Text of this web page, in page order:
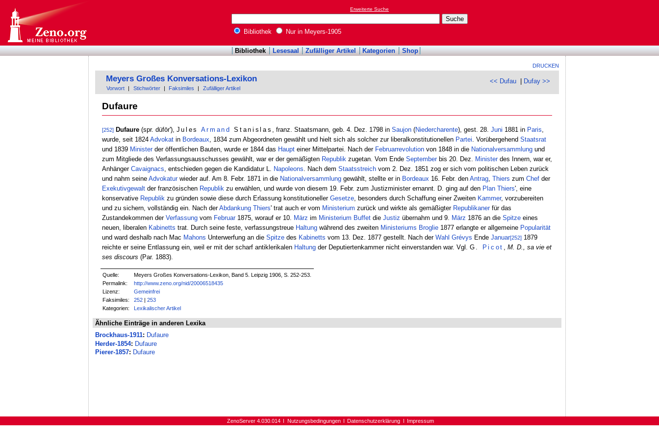
Erweiterte Suche
Bibliothek Nur in Meyers-1905
Bibliothek Lesesaal Zufälliger Artikel Kategorien Shop
DRUCKEN
<< Dufau Dufay >>
Meyers Großes Konversations-Lexikon
Vorwort Stichwörter Faksimiles Zufälliger Artikel
Dufaure
[252] Dufaure(spr. düfōr'), Jules Armand Stanislas , franz. Staatsmann, geb. 4. Dez. 1798 inSaujon (Niedercharente), gest. 28.Juni 1881 in Paris
wurde, seit 1824 Advokatin Bordeaux , 1834 zum Abgeordneten gewählt und hielt sich als solcher zur liberalkonstitutionellen Partei . Vorübergehend Staatsrat
und 1839 Ministerder öffentlichen Bauten, wurde er 1844 das Haupteiner Mittelpartei. Nach der Februarrevolutionvon 1848 in die Nationalversammlungund
zum Mitgliede des Verfassungsausschusses gewählt, war er der gemäßigten Republik zugetan. Vom Ende Septemberbis 20. Dez. Ministerdes Innern, war er,
Anhänger Cavaignacs , entschieden gegen die Kandidatur L. Napoleons . Nach dem Staatsstreichvom 2. Dez. 1851 zog er sich vom politischen Leben zurück
und nahm seine Advokaturwieder auf. Am 8. Febr. 1871 in die Nationalversammlunggewählt, stellte er in Bordeaux 16. Febr. den Antrag, Thiers zum Chefder
Exekutivgewaltder französischen Republik zu erwählen, und wurde von diesem 19. Febr. zum Justizminister ernannt. D. ging auf den Plan Thiers', eine
konservative Republik zu gründen sowie diese durch Erlassung konstitutioneller Gesetze, besonders durch Schaffung einer Zweiten Kammer, vorzubereiten
und zu sichern, vollständig ein. Nach derAbdankung Thiers' trat auch er vom Ministerium zurück und wirkte als gemäßigter Republikanerfür das
Zustandekommen der Verfassungvom Februar1875, worauf er 10. März im Ministerium Buffetdie Justiz übernahm und 9. März 1876 an die Spitzeeines
neuen, liberalen Kabinetts trat. Durch seine feste, verfassungstreue Haltungwährend des zweiten Ministeriums Broglie1877 erlangte er allgemeine Popularität
und ward deshalb nach Mac Mahons Unterwerfung an die Spitzedes Kabinetts vom 13. Dez. 1877 gestellt. Nach der Wahl Grévys Ende Januar[252]1879
reichte er seine Entlassung ein, weil er mit der scharf antiklerikalen Haltungder Deputiertenkammer nicht einverstanden war. Vgl. G. Picot
M. D., sa vie et
ses discours (Par. 1883).
Quelle:
Meyers Großes Konversations-Lexikon, Band 5. Leipzig 1906, S. 252-253.
Permalink:
http://www.zeno.org/nid/20006518435
Lizenz:
Gemeinfrei
Faksimiles:
252 |253
Kategorien:
Lexikalischer Artikel
Ähnliche Einträge in anderen Lexika
Brockhaus-1911: Dufaure
Herder-1854: Dufaure
Pierer-1857: Dufaure
ZenoServer 4.030.014 Nutzungsbedingungen Datenschutzerklärung Impressum